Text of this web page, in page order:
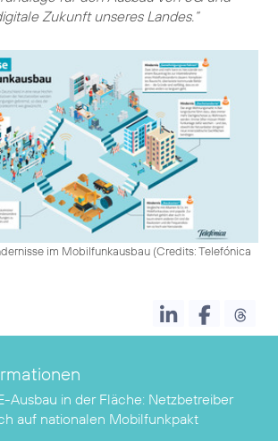
Zukunft unseres Landes.“
im Mobilfunkausbau (Credits: Telefónica
Ausbau in der Fläche: Netzbetreiber
auf nationalen Mobilfunkpakt